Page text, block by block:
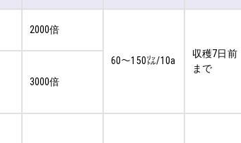
2000倍
60～150㍑/10a
収穫7日前
まで
3000倍